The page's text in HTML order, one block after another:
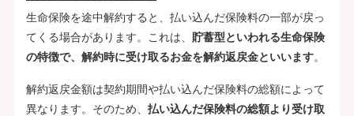
生命保険を途中解約すると、払い込んだ保険料の一部が戻っ
てくる場合があります。これは、 貯蓄型といわれる生命保険
の特徴で、解約時に受け取るお金を解約返戻金といいます。
解約返戻金額は契約期間や払い込んだ保険料の総額によって
異なります。そのため、 払い込んだ保険料の総額より受け取